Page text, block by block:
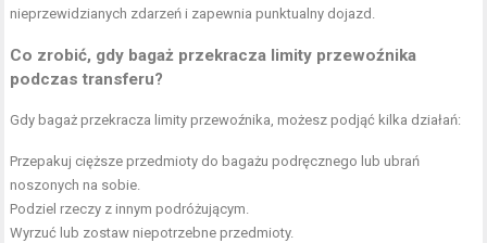
nieprzewidzianych zdarzeń i zapewnia punktualny dojazd.
Co zrobić, gdy bagaż przekracza limity przewoźnika
podczas transferu?
Gdy bagaż przekracza limity przewoźnika, możesz podjąć kilka działań:
Przepakuj cięższe przedmioty do bagażu podręcznego lub ubrań
noszonych na sobie.
Podziel rzeczy z innym podróżującym.
Wyrzuć lub zostaw niepotrzebne przedmioty.